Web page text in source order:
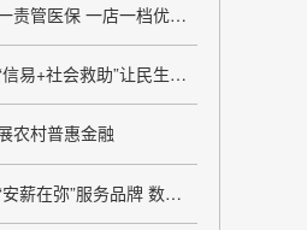
管医保 一店一档优服务
救助”让民生兜底更精准更公平
农村普惠金融
品牌 数字化监管夯实诚信用工根基